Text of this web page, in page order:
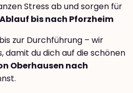
Stress ab und sorgen für
bis nach Pforzheim
zur Durchführung – wir
damit du dich auf die schönen
Oberhausen nach